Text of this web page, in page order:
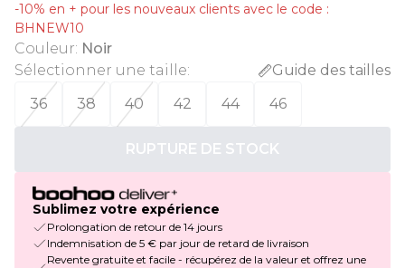
-10% en + pour les nouveaux clients avec le code :
BHNEW10
Couleur: Noir
Sélectionner une taille:
Guide des tailles
36
38 40 42 44 46
RUPTURE DE STOCK
Sublimez votre expérience
Prolongation de retour de 14 jours
Indemnisation de 5 € par jour de retard de livraison
Revente gratuite et facile - récupérez de la valeur et offrez une